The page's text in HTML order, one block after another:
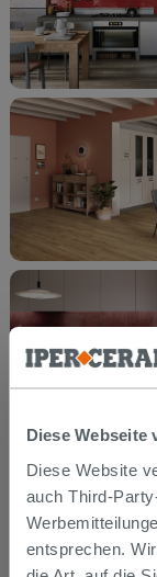
Diese Webseite
Diese Website
auch Third-
entsprechen.